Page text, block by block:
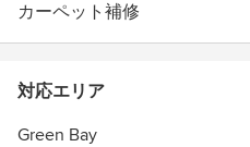
カーペット補修
対応エリア
Green Bay